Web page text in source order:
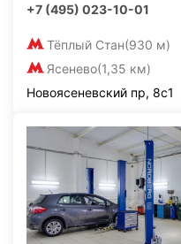
+7 (495) 023-10-01
Тёплый Стан(930 м)
Ясенево(1,35 км)
Новоясеневский пр, 8с1